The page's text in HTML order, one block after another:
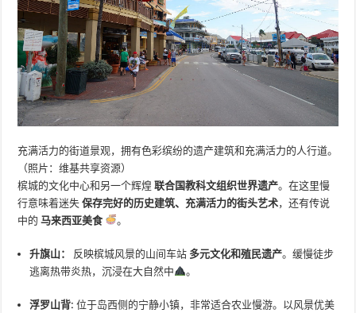
充满活力的街道景观，拥有色彩缤纷的遗产建筑和充满活力的人行道。
（照片：维基共享资源）
槟城的文化中心和另一个辉煌联合国教科文组织世界遗产。在这里慢
行意味着迷失保存完好的历史建筑、充满活力的街头艺术，还有传说
中的马来西亚美食 。
升旗山： 反映槟城风景的山间车站 多元文化和殖民遗产。缓慢徒步
逃离热带炎热，沉浸在大自然中
。
浮罗山背: 位于岛西侧的宁静小镇，非常适合农业慢游。以风景优美